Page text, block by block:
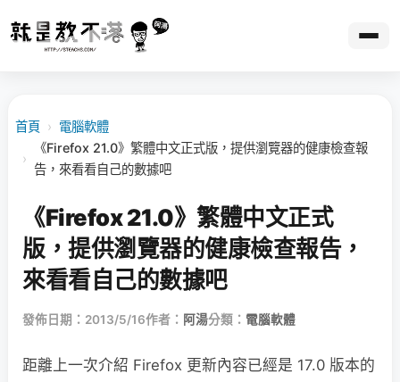
首頁 › 電腦軟體
›
《Firefox 21.0》繁體中文正式版，提供瀏覽器的健康檢查報
告，來看看自己的數據吧
《Firefox 21.0》繁體中文正式
版，提供瀏覽器的健康檢查報告，
來看看自己的數據吧
發佈日期：2013/5/16作者： 阿湯分類： 電腦軟體
距離上一次介紹 Firefox 更新內容已經是 17.0 版本的